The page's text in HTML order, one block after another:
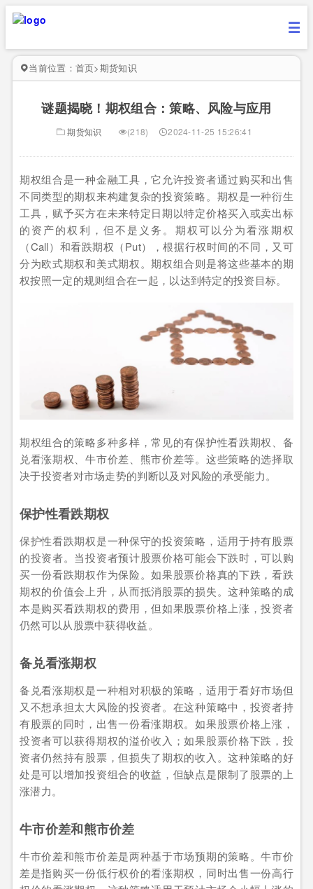
当前位置： 首页>期货知识
谜题揭晓！期权组合：策略、风险与应用
期货知识 (218) 2024-11-25 15:26:41
期权组合是一种金融工具，它允许投资者通过购买和出售
不同类型的期权来构建复杂的投资策略。期权是一种衍生
工具，赋予买方在未来特定日期以特定价格买入或卖出标
的资产的权利，但不是义务。期权可以分为看涨期权
（Call）和看跌期权（Put），根据行权时间的不同，又可
分为欧式期权和美式期权。期权组合则是将这些基本的期
权按照一定的规则组合在一起，以达到特定的投资目标。
期权组合的策略多种多样，常见的有保护性看跌期权、备
兑看涨期权、牛市价差、熊市价差等。这些策略的选择取
决于投资者对市场走势的判断以及对风险的承受能力。
保护性看跌期权
保护性看跌期权是一种保守的投资策略，适用于持有股票
的投资者。当投资者预计股票价格可能会下跌时，可以购
买一份看跌期权作为保险。如果股票价格真的下跌，看跌
期权的价值会上升，从而抵消股票的损失。这种策略的成
本是购买看跌期权的费用，但如果股票价格上涨，投资者
仍然可以从股票中获得收益。
备兑看涨期权
备兑看涨期权是一种相对积极的策略，适用于看好市场但
又不想承担太大风险的投资者。在这种策略中，投资者持
有股票的同时，出售一份看涨期权。如果股票价格上涨，
投资者可以获得期权的溢价收入；如果股票价格下跌，投
资者仍然持有股票，但损失了期权的收入。这种策略的好
处是可以增加投资组合的收益，但缺点是限制了股票的上
涨潜力。
牛市价差和熊市价差
牛市价差和熊市价差是两种基于市场预期的策略。牛市价
差是指购买一份低行权价的看涨期权，同时出售一份高行